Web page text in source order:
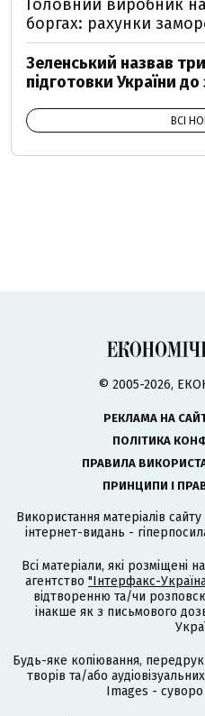
Головний виробник
боргах: рахунки
Зеленський назвав
підготовки України
ВСІ
© 2005-2026,
РЕКЛАМА НА
ПОЛІТИКА
ПРАВИЛА
ПРИНЦИПИ І
Використання матеріалів
інтернет-видань -
Всі матеріали, які розміщені
агентство "Інтерфакс-
відтворенню та/чи
інакше як з письмового
Будь-яке копіювання,
творів та/або
Images - суворо